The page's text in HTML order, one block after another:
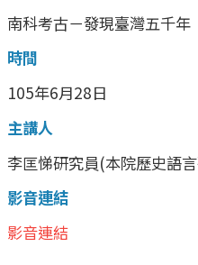
南科考古－發現臺灣五千年
時間
105年6月28日
主講人
李匡悌研究員(本院歷史語
影音連結
影音連結